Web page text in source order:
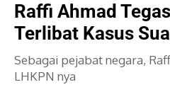
Raffi Ahmad
Terlibat Kasus
Sebagai pejabat negara,
LHKPN nya